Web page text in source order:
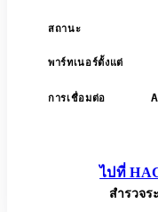
สถานะ
พาร์ทเนอร์ตั้งแต่
การเชื่อมต่อ
ไปที่
สำรวจ